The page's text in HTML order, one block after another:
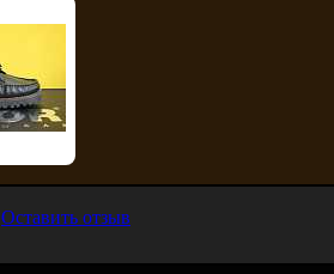
Оставить отзыв